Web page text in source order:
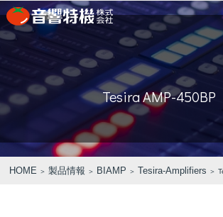
PRODUCTS
製品情報
⾳響特機の特
CONCEPT
⾳響特機の特長
PICK UP TRAINING
COMPANY
企業情報
Tesira AMP-450BP
HOME ＞製品情報 ＞ BIAMP ＞ Tesira-Amplifiers ＞